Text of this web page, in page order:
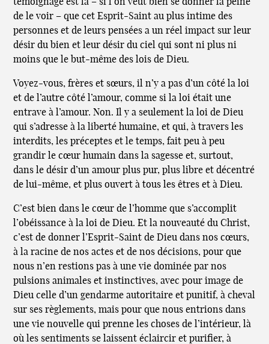
de le voir – que cet Esprit-Saint au plus intime des
personnes et de leurs pensées a un réel impact sur leur
désir du bien et leur désir du ciel qui sont ni plus ni
moins que le but-même des lois de Dieu.
Voyez-vous, frères et sœurs, il n’y a pas d’un côté la loi
et de l’autre côté l’amour, comme si la loi était une
entrave à l’amour. Non. Il y a seulement la loi de Dieu
qui s’adresse à la liberté humaine, et qui, à travers les
interdits, les préceptes et le temps, fait peu à peu
grandir le cœur humain dans la sagesse et, surtout,
dans le désir d’un amour plus pur, plus libre et décentré
de lui-même, et plus ouvert à tous les êtres et à Dieu.
C’est bien dans le cœur de l’homme que s’accomplit
l’obéissance à la loi de Dieu. Et la nouveauté du Christ,
c’est de donner l’Esprit-Saint de Dieu dans nos cœurs,
à la racine de nos actes et de nos décisions, pour que
nous n’en restions pas à une vie dominée par nos
pulsions animales et instinctives, avec pour image de
Dieu celle d’un gendarme autoritaire et punitif, à cheval
sur ses règlements, mais pour que nous entrions dans
une vie nouvelle qui prenne les choses de l’intérieur, là
où les sentiments se laissent éclaircir et purifier, à